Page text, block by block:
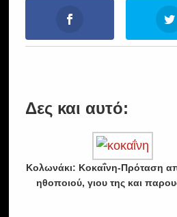
Δες και αυτό:
Κολωνάκι: Κοκαΐνη-Πρόταση
ηθοποιού, γιου της και